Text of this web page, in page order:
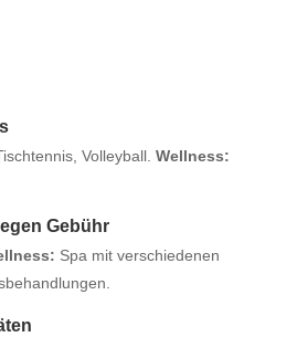
Volleyball. Wellness:
Gebühr
Spa mit verschiedenen